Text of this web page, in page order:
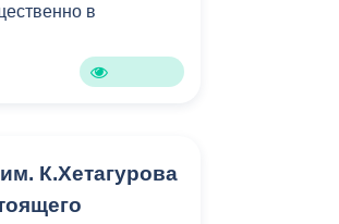
в
К.Хетагурова